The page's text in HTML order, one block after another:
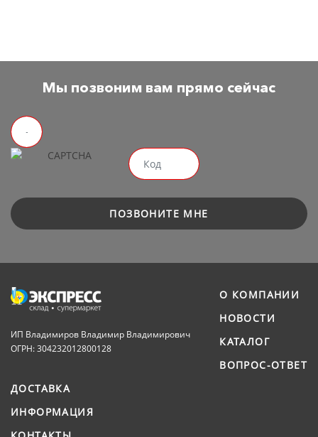
Мы позвоним вам прямо сейчас
ПОЗВОНИТЕ МНЕ
ИП Владимиров Владимир Владимирович
ОГРН: 304232012800128
О КОМПАНИИ
НОВОСТИ
КАТАЛОГ
ВОПРОС-ОТВЕТ
ДОСТАВКА
ИНФОРМАЦИЯ